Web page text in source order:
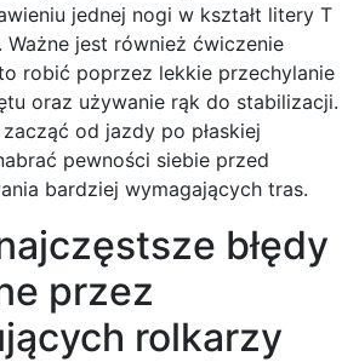
jednej nogi w kształt litery T
jest również ćwiczenie
robić poprzez lekkie przechylanie
oraz używanie rąk do stabilizacji.
od jazdy po płaskiej
pewności siebie przed
bardziej wymagających tras.
błędy
przez
rolkarzy